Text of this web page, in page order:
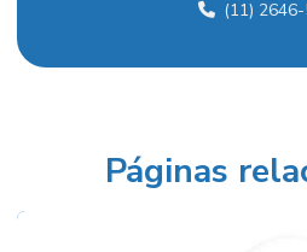
Calibração de equipamentos para
Calibração rastreável
Coluna de resina catiônica
(11)
Páginas